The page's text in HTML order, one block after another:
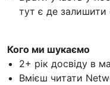
тут є де залишити
Кого ми шукаємо
2+ рік досвіду в
Вмієш читати